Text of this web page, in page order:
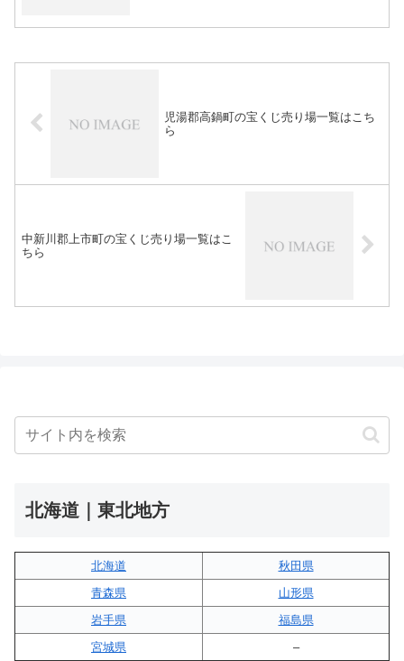
児湯郡高鍋町の宝くじ売り場一覧はこち
ら
中新川郡上市町の宝くじ売り場一覧はこ
ちら
北海道｜東北地方
北海道
秋田県
青森県
山形県
岩手県
福島県
宮城県
–